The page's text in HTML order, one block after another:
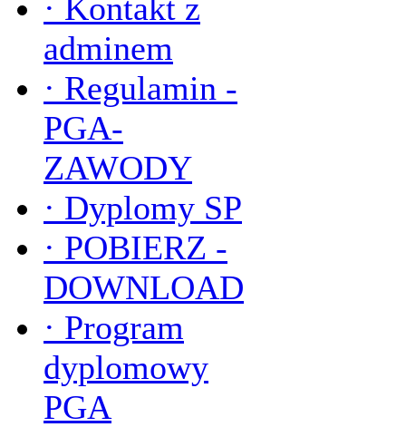
· Kontakt z
adminem
· Regulamin -
PGA-
ZAWODY
· Dyplomy SP
· POBIERZ -
DOWNLOAD
· Program
dyplomowy
PGA